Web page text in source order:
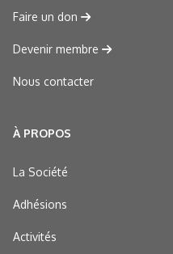
Faire un don
Devenir membre
Nous contacter
À PROPOS
La Société
Adhésions
Activités